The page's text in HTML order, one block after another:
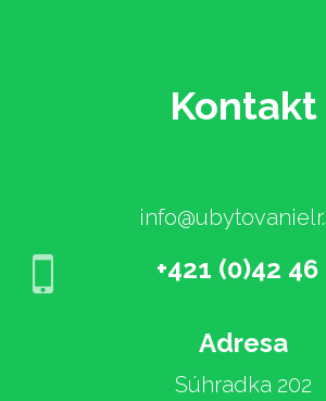
Kontakt
+421 (0)42
Adresa
Súhradka 202